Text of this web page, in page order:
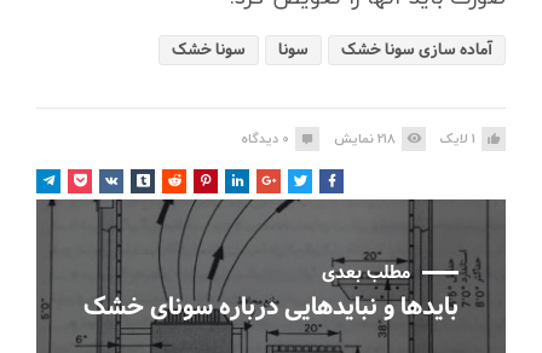
آماده سازی سونا خشک سونا سونا خشک
1 لایک 218نمایش 0 دیدگاه
مطلب بعدی
بایدها و نبایدهایی درباره سونای خشک